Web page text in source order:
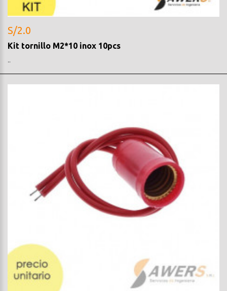
S/2.0
Kit tornillo M2*10 inox 10pcs
..